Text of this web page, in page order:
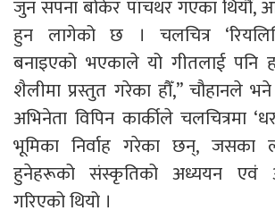
जुन सपना बोकेर पाँचथर गएका थियौँ,
हुन लागेको छ । चलचित्र
बनाइएको भएकाले यो गीतलाई पनि
शैलीमा प्रस्तुत गरेका हौँ,” चौहानले
अभिनेता विपिन कार्कीले चलचित्रमा
भूमिका निर्वाह गरेका छन्, जसका
हुनेहरूको संस्कृतिको अध्ययन एवं
गरिएको थियो ।